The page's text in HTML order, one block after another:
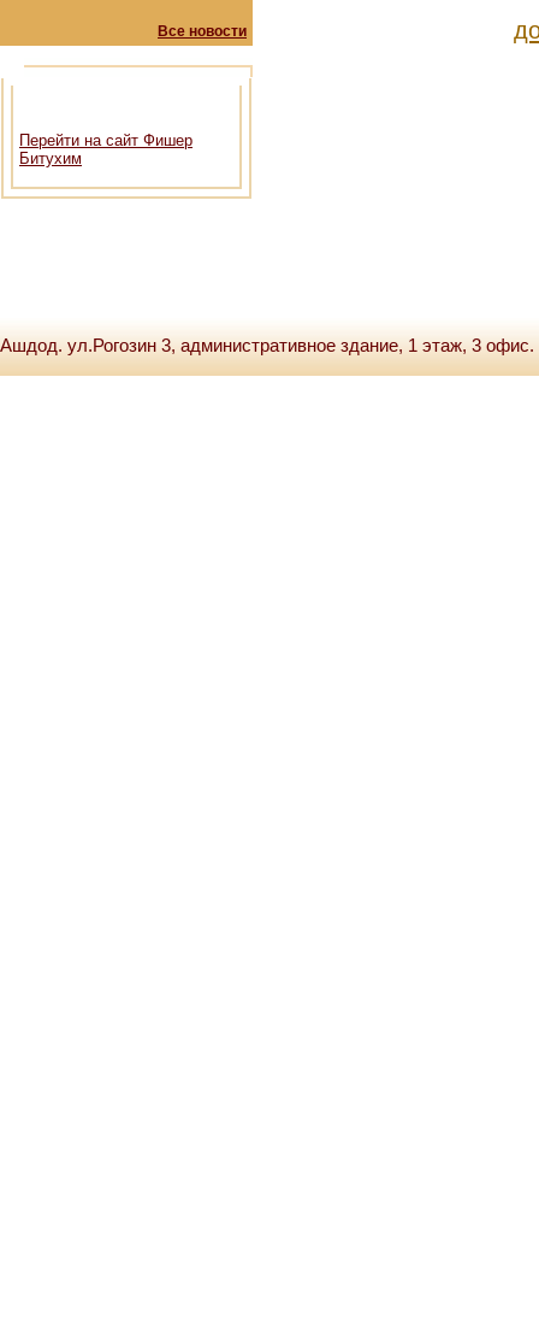
Все новости
Перейти на сайт Фишер
Битухим
Ашдод. ул.Рогозин 3, административное здание, 1 этаж, 3